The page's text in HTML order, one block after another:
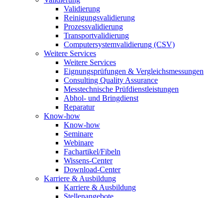
Validierung
Reinigungsvalidierung
Prozessvalidierung
Transportvalidierung
Computersystemvalidierung (CSV)
Weitere Services
Weitere Services
Eignungsprüfungen & Vergleichsmessungen
Consulting Quality Assurance
Messtechnische Prüfdienstleistungen
Abhol- und Bringdienst
Reparatur
Know-how
Know-how
Seminare
Webinare
Fachartikel/Fibeln
Wissens-Center
Download-Center
Karriere & Ausbildung
Karriere & Ausbildung
Stellenangebote